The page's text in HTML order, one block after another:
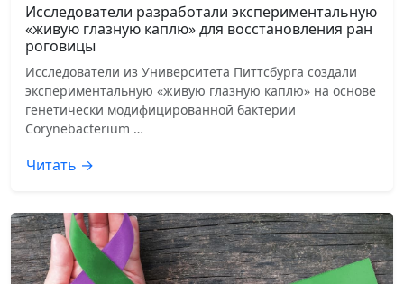
Исследователи разработали экспериментальную
«живую глазную каплю» для восстановления ран
роговицы
Исследователи из Университета Питтсбурга создали
экспериментальную «живую глазную каплю» на основе
генетически модифицированной бактерии
Corynebacterium …
Читать →